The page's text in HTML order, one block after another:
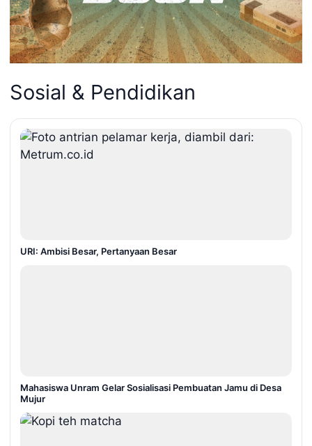
Sosial & Pendidikan
URI: Ambisi Besar, Pertanyaan Besar
Mahasiswa Unram Gelar Sosialisasi Pembuatan Jamu di Desa
Mujur